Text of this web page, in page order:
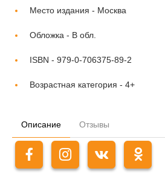
Место издания - Москва
Обложка - В обл.
ISBN - 979-0-706375-89-2
Возрастная категория - 4+
Описание Отзывы